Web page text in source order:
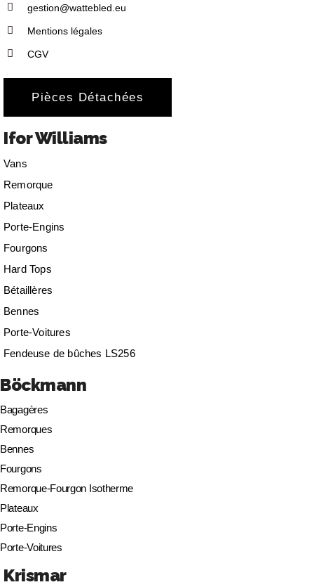
gestion@wattebled.eu
Mentions légales
CGV
Pièces Détachées
Ifor Williams
Vans
Remorque
Plateaux
Porte-Engins
Fourgons
Hard Tops
Bétaillères
Bennes
Porte-Voitures
Fendeuse de bûches LS256
Böckmann
Bagagères
Remorques
Bennes
Fourgons
Remorque-Fourgon Isotherme
Plateaux
Porte-Engins
Porte-Voitures
Krismar